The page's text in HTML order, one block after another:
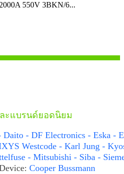
550V 3BKN/6...
ะแบรนด์ยอดนิยม
Daito - DF Electronics - Eska -
Westcode - Karl Jung -
- Mitsubishi - Siba -
Cooper Bussmann